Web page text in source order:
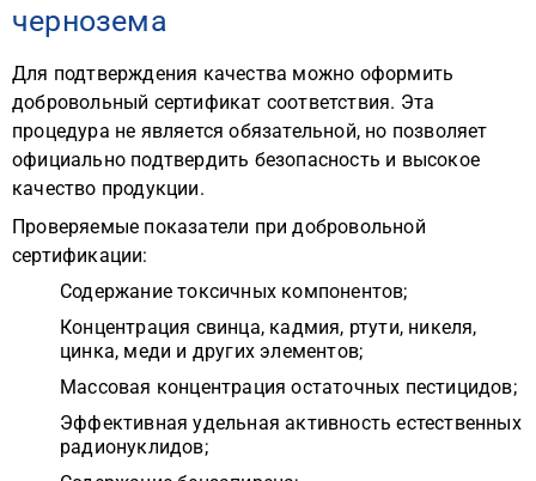
чернозема
Для подтверждения качества можно оформить
добровольный сертификат соответствия. Эта
процедура не является обязательной, но позволяет
официально подтвердить безопасность и высокое
качество продукции.
Проверяемые показатели при добровольной
сертификации:
Содержание токсичных компонентов;
Концентрация свинца, кадмия, ртути, никеля,
цинка, меди и других элементов;
Массовая концентрация остаточных пестицидов;
Эффективная удельная активность естественных
радионуклидов;